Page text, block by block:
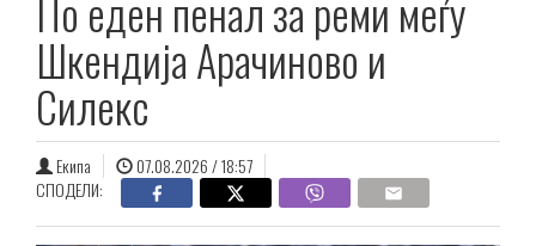
Шкендија Арачиново и
Силекс
Екипа
07.08.2026 / 18:57
СПОДЕЛИ: